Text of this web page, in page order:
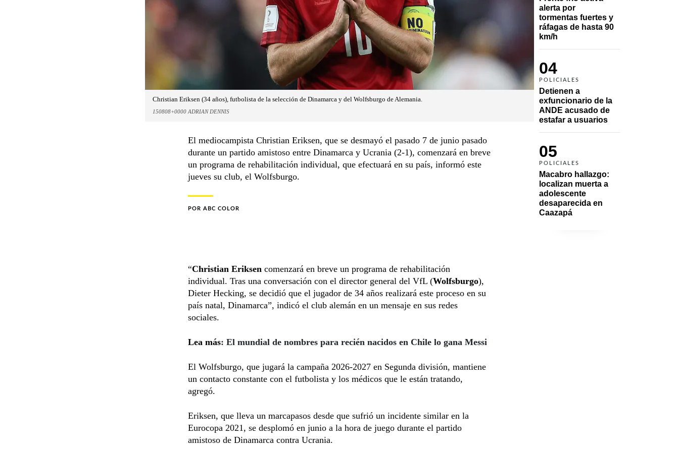
alerta por
tormentas fuertes y
ráfagas de hasta 90
km/h
04
POLICIALES
Detienen a
exfuncionario de la
ANDE acusado de
estafar a usuarios
05
POLICIALES
Macabro hallazgo:
localizan muerta a
adolescente
desaparecida en
Caazapá
Christian Eriksen (34 años), futbolista de la selección de Dinamarca y del Wolfsburgo de Alemania.
150808+0000 ADRIAN DENNIS
El mediocampista Christian Eriksen, que se desmayó el pasado 7 de junio pasado
durante un partido amistoso entre Dinamarca y Ucrania (2-1), comenzará en breve
un programa de rehabilitación individual, que efectuará en su país, informó este
jueves su club, el Wolfsburgo.
POR ABC COLOR
“Christian Eriksen comenzará en breve un programa de rehabilitación
individual. Tras una conversación con el director general del VfL (Wolfsburgo),
Dieter Hecking, se decidió que el jugador de 34 años realizará este proceso en su
país natal, Dinamarca”, indicó el club alemán en un mensaje en sus redes
sociales.
Lea más: El mundial de nombres para recién nacidos en Chile lo gana Messi
El Wolfsburgo, que jugará la campaña 2026-2027 en Segunda división, mantiene
un contacto constante con el futbolista y los médicos que le están tratando,
agregó.
Eriksen, que lleva un marcapasos desde que sufrió un incidente similar en la
Eurocopa 2021, se desplomó en junio a la hora de juego durante el partido
amistoso de Dinamarca contra Ucrania.